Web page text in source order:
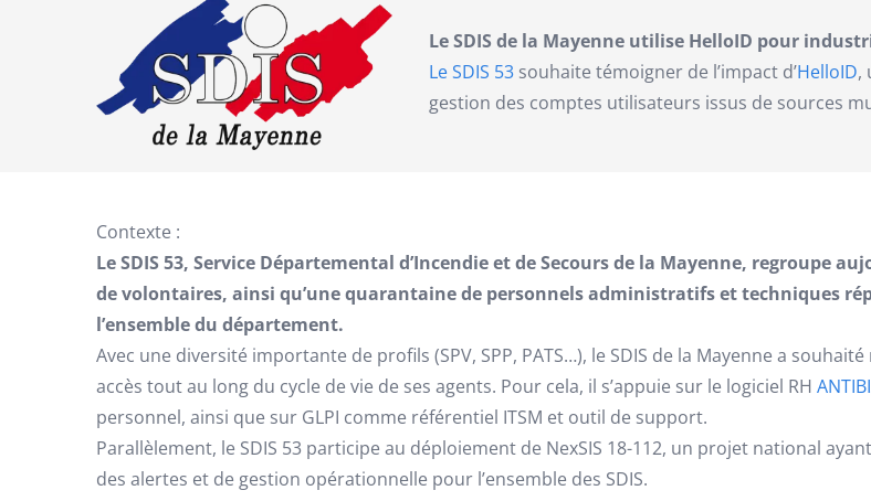
Le SDIS de la Mayenne utilise HelloID pour
Le SDIS 53 souhaite témoigner de l’impact d’HelloID,
gestion des comptes utilisateurs issus de sources
Contexte :
Le SDIS 53, Service Départemental d’Incendie et de Secours de la Mayenne, regroupe
de volontaires, ainsi qu’une quarantaine de personnels administratifs et techniques
l’ensemble du département.
Avec une diversité importante de profils (SPV, SPP, PATS…), le SDIS de la Mayenne a
accès tout au long du cycle de vie de ses agents. Pour cela, il s’appuie sur le logiciel RH
personnel, ainsi que sur GLPI comme référentiel ITSM et outil de support.
Parallèlement, le SDIS 53 participe au déploiement de NexSIS 18-112, un projet national
des alertes et de gestion opérationnelle pour l’ensemble des SDIS.